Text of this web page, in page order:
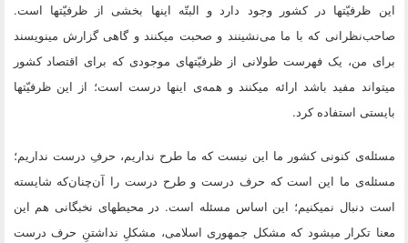
این ظرفیّتها در کشور وجود دارد و البتّه اینها بخشى از ظرفیّتها است.
صاحب‌نظرانى که با ما مى‌نشینند و صحبت میکنند و گاهى گزارش مینویسند
براى من، یک فهرست طولانى از ظرفیّتهاى موجودى که براى اقتصاد کشور
میتواند مفید باشد ارائه میکنند و همه‌ى اینها درست است؛ از این ظرفیّتها
بایستى استفاده کرد.
مسئله‌ى کنونى کشور ما این نیست که ما طرح نداریم، حرفِ درست نداریم؛
مسئله‌ى ما این است که حرف درست و طرح درست را آن‌چنان‌که شایسته
است دنبال نمیکنیم؛ این اساس مسئله است. در محیطهاى نخبگانى هم این
معنا تکرار میشود که مشکل جمهورى اسلامى، مشکلِ نداشتنِ حرف درست